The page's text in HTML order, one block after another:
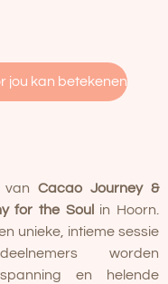
jou kan betekenen
van Cacao Journey &
for the Soul
in Hoorn.
unieke, intieme sessie
worden
en helende